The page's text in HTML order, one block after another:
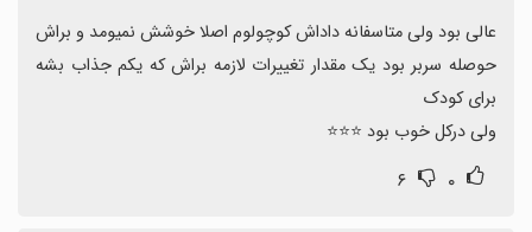
ولی درکل خوب بود ⭐⭐⭐
۰ ۶